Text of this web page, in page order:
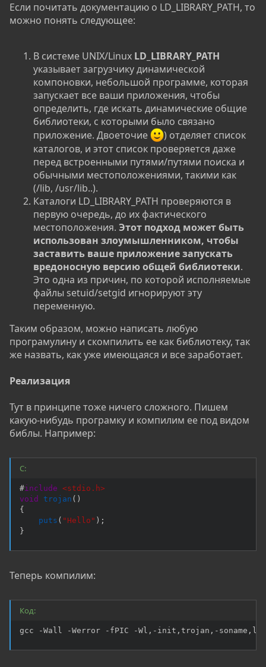
Если почитать документацию о LD_LIBRARY_PATH, то
можно понять следующее:
В системе UNIX/Linux LD_LIBRARY_PATH
указывает загрузчику динамической
компоновки, небольшой программе, которая
запускает все ваши приложения, чтобы
определить, где искать динамические общие
библиотеки, с которыми было связано
приложение. Двоеточие
) отделяет список
каталогов, и этот список проверяется даже
перед встроенными путями/путями поиска и
обычными местоположениями, такими как
(/lib, /usr/lib..).
Каталоги LD_LIBRARY_PATH проверяются в
первую очередь, до их фактического
местоположения. Этот подход может быть
использован злоумышленником, чтобы
заставить ваше приложение запускать
вредоносную версию общей библиотеки.
Это одна из причин, по которой исполняемые
файлы setuid/setgid игнорируют эту
переменную.
Таким образом, можно написать любую
програмулину и скомпилить ее как библиотеку, так
же назвать, как уже имеющаяся и все заработает.
Реализация
Тут в принципе тоже ничего сложного. Пишем
какую-нибудь програмку и компилим ее под видом
библы. Например:
C:
#include <stdio.h>
void
trojan ( )
{
puts ( "Hello" ) ;
}
Теперь компилим:
Код:
gcc -Wall -Werror -fPIC -Wl,-init,trojan,-